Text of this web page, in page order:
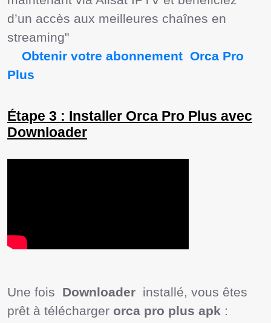
d’un accès aux meilleures chaînes en
streaming"
  Obtenir votre abonnement  Orca Pro
Plus
Étape 3 : Installer Orca Pro Plus avec
Downloader
Une fois Downloader installé, vous êtes
prêt à télécharger orca pro plus apk :